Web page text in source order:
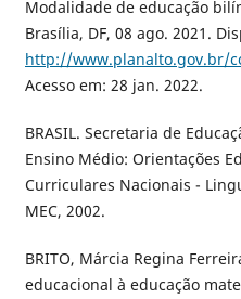
Modalidade de educação
Brasília, DF, 08 ago. 2021.
http://www.planalto.gov.br/
Acesso em: 28 jan. 2022.
BRASIL. Secretaria de
Ensino Médio: Orientações
Curriculares Nacionais -
MEC, 2002.
BRITO, Márcia Regina
educacional à educação